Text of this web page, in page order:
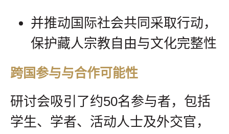
并推动国际社会共同采取行动，
保护藏人宗教自由与文化完整性
跨国参与与合作可能性
研讨会吸引了约50名参与者，包括
学生、学者、活动人士及外交官，